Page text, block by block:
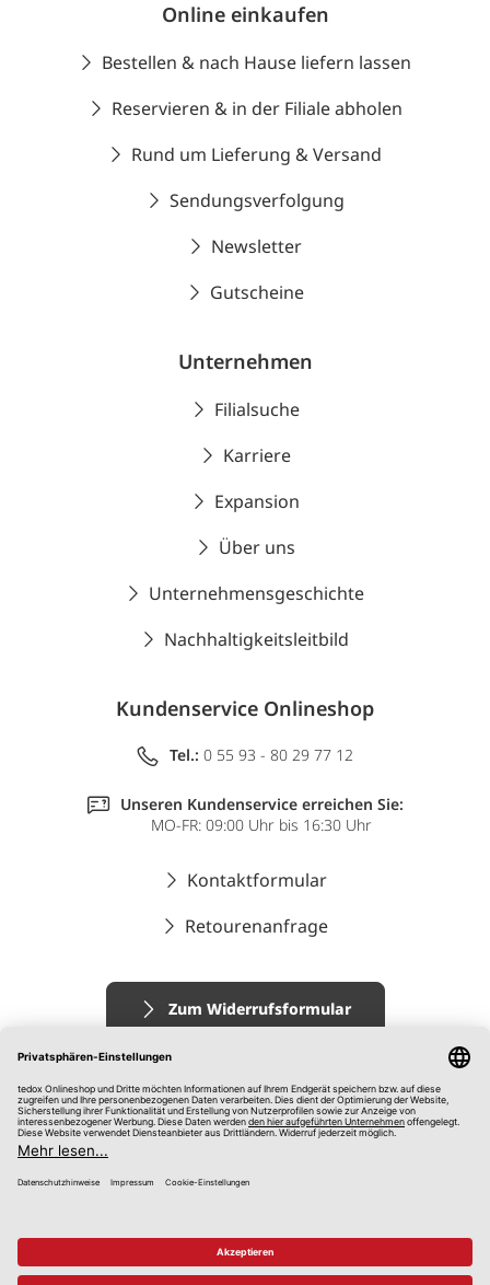
Online einkaufen
Bestellen & nach Hause liefern lassen
Reservieren & in der Filiale abholen
Rund um Lieferung & Versand
Sendungsverfolgung
Newsletter
Gutscheine
Unternehmen
Filialsuche
Karriere
Expansion
Über uns
Unternehmensgeschichte
Nachhaltigkeitsleitbild
Kundenservice Onlineshop
Tel.: 0 55 93 - 80 29 77 12
Unseren Kundenservice erreichen Sie:
MO-FR: 09:00 Uhr bis 16:30 Uhr
Kontaktformular
Retourenanfrage
Zum Widerrufsformular
Impressum
AGB
Datenschutz
Hinweisgebersystem